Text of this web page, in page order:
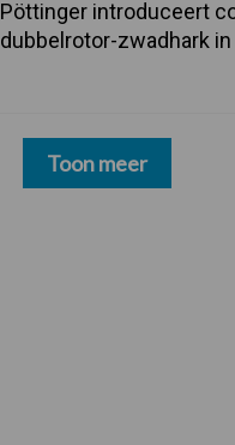
Pöttinger introduceert
dubbelrotor-zwadhark
Toon meer